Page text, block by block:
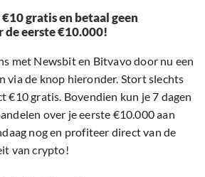
gratis en betaal geen
de eerste €10.000!
met Newsbit en Bitvavo door nu een
via de knop hieronder. Stort slechts
€10 gratis. Bovendien kun je 7 dagen
over je eerste €10.000 aan
nog en profiteer direct van de
van crypto!